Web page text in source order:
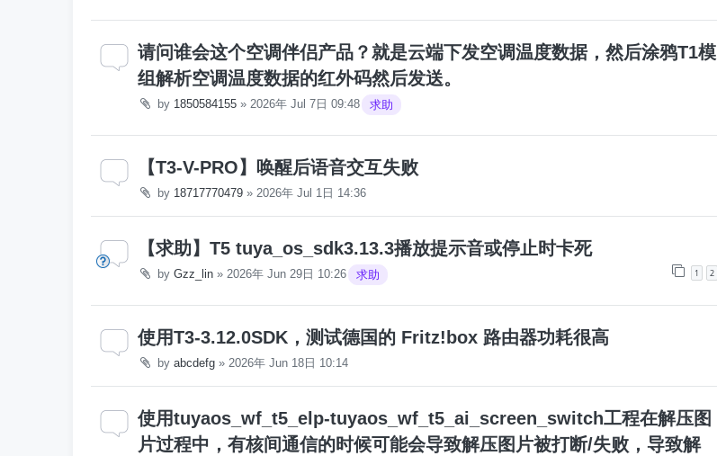
请问谁会这个空调伴侣产品？就是云端下发空调温度数据，然后涂鸦T1模
组解析空调温度数据的红外码然后发送。
by 1850584155 » 2026年 Jul 7日 09:48 求助
【T3-V-PRO】唤醒后语音交互失败
by 18717770479 » 2026年 Jul 1日 14:36
【求助】T5 tuya_os_sdk3.13.3播放提示音或停止时卡死
by Gzz_lin » 2026年 Jun 29日 10:26 1 2
求助
使用T3-3.12.0SDK，测试德国的 Fritz!box 路由器功耗很高
by abcdefg » 2026年 Jun 18日 10:14
使用tuyaos_wf_t5_elp-tuyaos_wf_t5_ai_screen_switch工程在解压图
片过程中，有核间通信的时候可能会导致解压图片被打断/失败，导致解